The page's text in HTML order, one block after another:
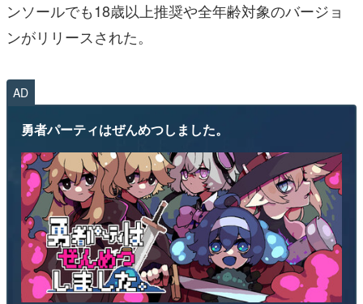
ンソールでも18歳以上推奨や全年齢対象のバージョ
ンがリリースされた。
AD
勇者パーティはぜんめつしました。